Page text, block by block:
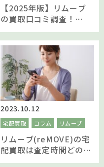
【2025年版】リムーブ
の買取口コミ調査！
reMOVE(リムーブ)を選
んでいただいた理由を聞
きました
2023.10.12
宅配買取 コラム リムーブ
リムーブ(reMOVE)の宅
配買取は査定時間どのく
らい？